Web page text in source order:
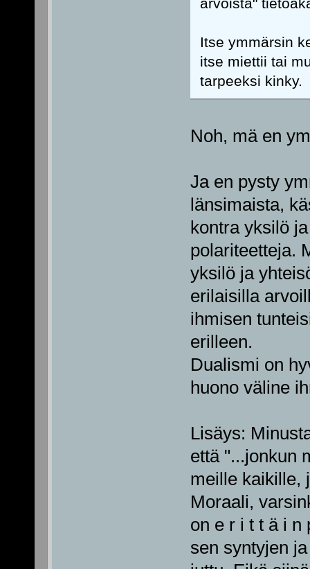
arvoista"
Itse ymmärsin
itse miettii tai
tarpeeksi kinky.
Noh, mä en
Ja en pysty
länsimaista,
kontra yksilö
polariteetteja.
yksilö ja
erilaisilla
ihmisen
erilleen.
Dualismi on
huono väline
Lisäys:
että "...jonkun
meille kaikille,
Moraali,
on e r i t t ä i n
sen syntyjen